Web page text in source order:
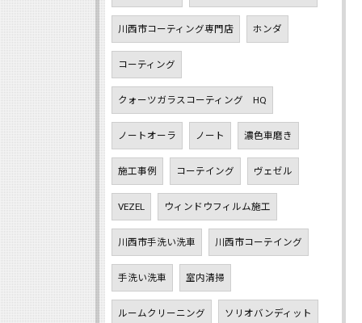
川西市コーティング専門店 ホンダ
コーティング
クォーツガラスコーティング HQ
ノートオーラ ノート 濃色車磨き
施工事例 コーテイング ヴェゼル
VEZEL ウィンドウフィルム施工
川西市手洗い洗車 川西市コーテイング
手洗い洗車 室内清掃
ルームクリーニング ソリオバンディット